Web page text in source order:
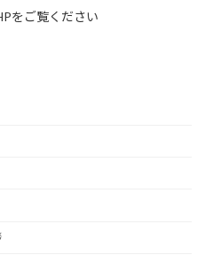
をご覧ください